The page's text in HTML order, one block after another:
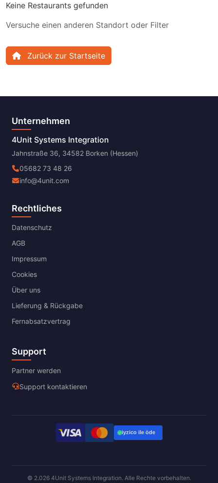
Keine Restaurants gefunden
Versuche einen anderen Standort oder Filter
Zurück zur Startseite
Unternehmen
4Unit Systems Integration
Jahnstraße 36, 34582 Borken (Hessen)
05682 73 48 26
info@4unit.com
Rechtliches
Datenschutz
AGB
Impressum
Cookies
Über uns
Lieferung & Rückgabe
Fernabsatzvertrag
Support
Partner werden
Support kontaktieren
© 2.026 4Unit Systems Integration. Alle Rechte vorbehalten.